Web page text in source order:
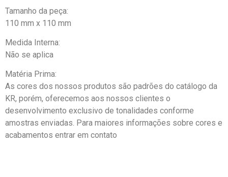
Tamanho da peça:
110 mm x 110 mm
Medida Interna:
Não se aplica
Matéria Prima:
As cores dos nossos produtos são padrões do catálogo da
KR, porém, oferecemos aos nossos clientes o
desenvolvimento exclusivo de tonalidades conforme
amostras enviadas. Para maiores informações sobre cores e
acabamentos entrar em contato